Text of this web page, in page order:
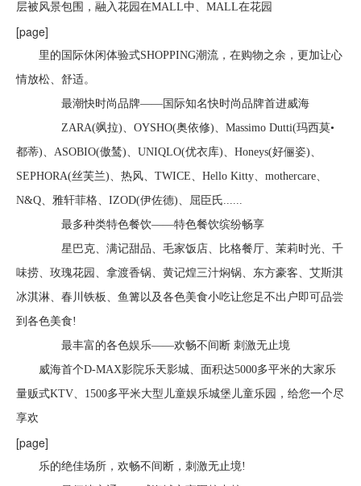
层被风景包围，融入花园在MALL中、MALL在花园
[page]
里的国际休闲体验式SHOPPING潮流，在购物之余，更加让心
情放松、舒适。
最潮快时尚品牌——国际知名快时尚品牌首进威海
ZARA(飒拉)、OYSHO(奥依修)、Massimo Dutti(玛西莫•
都蒂)、ASOBIO(傲鸶)、UNIQLO(优衣库)、Honeys(好俪姿)、
SEPHORA(丝芙兰)、热风、TWICE、Hello Kitty、mothercare、
N&Q、雅轩菲格、IZOD(伊佐德)、屈臣氏......
最多种类特色餐饮——特色餐饮缤纷畅享
星巴克、满记甜品、毛家饭店、比格餐厅、茉莉时光、千
味捞、玫瑰花园、拿渡香锅、黄记煌三汁焖锅、东方豪客、艾斯淇
冰淇淋、春川铁板、鱼篝以及各色美食小吃让您足不出户即可品尝
到各色美食!
最丰富的各色娱乐——欢畅不间断 刺激无止境
威海首个D-MAX影院乐天影城、面积达5000多平米的大家乐
量贩式KTV、1500多平米大型儿童娱乐城堡儿童乐园，给您一个尽
享欢
[page]
乐的绝佳场所，欢畅不间断，刺激无止境!